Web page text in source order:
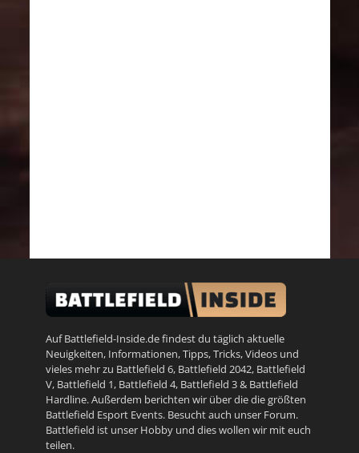
Auf Battlefield-Inside.de findest du täglich aktuelle
Neuigkeiten, Informationen, Tipps, Tricks, Videos und
vieles mehr zu Battlefield 6, Battlefield 2042, Battlefield
V, Battlefield 1, Battlefield 4, Battlefield 3& Battlefield
Hardline. Außerdem berichten wir über die die größten
Battlefield Esport Events. Besucht auch unser Forum.
Battlefield ist unser Hobby und dies wollen wir mit euch
teilen.